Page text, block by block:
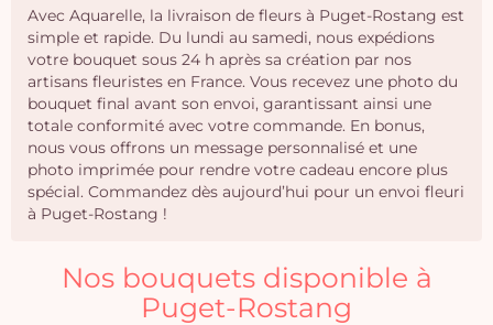
Avec Aquarelle, la livraison de fleurs à Puget-Rostang est
simple et rapide. Du lundi au samedi, nous expédions
votre bouquet sous 24 h après sa création par nos
artisans fleuristes en France. Vous recevez une photo du
bouquet final avant son envoi, garantissant ainsi une
totale conformité avec votre commande. En bonus,
nous vous offrons un message personnalisé et une
photo imprimée pour rendre votre cadeau encore plus
spécial. Commandez dès aujourd’hui pour un envoi fleuri
à Puget-Rostang !
Nos bouquets disponible à
Puget-Rostang